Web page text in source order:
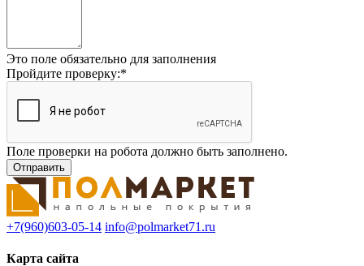
Это поле обязательно для заполнения
Пройдите проверку:*
Поле проверки на робота должно быть заполнено.
+7(960)603-05-14 info@polmarket71.ru
Карта сайта